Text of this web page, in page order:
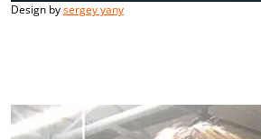
Design bysergey yany